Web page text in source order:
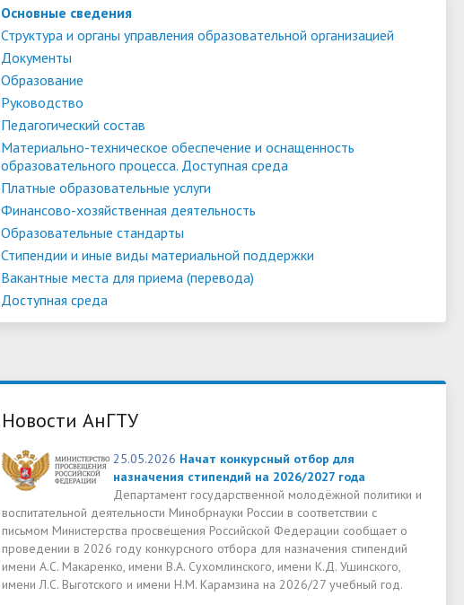
Основные сведения
Структура и органы управления образовательной организацией
Документы
Образование
Руководство
Педагогический состав
Материально-техническое обеспечение и оснащенность
образовательного процесса. Доступная среда
Платные образовательные услуги
Финансово-хозяйственная деятельность
Образовательные стандарты
Стипендии и иные виды материальной поддержки
Вакантные места для приема (перевода)
Доступная среда
Новости АнГТУ
25.05.2026 Начат конкурсный отбор для
назначения стипендий на 2026/2027 года
Департамент государственной молодёжной политики и
воспитательной деятельности Минобрнауки России в соответствии с
письмом Министерства просвещения Российской Федерации сообщает о
проведении в 2026 году конкурсного отбора для назначения стипендий
имени А.С. Макаренко, имени В.А. Сухомлинского, имени К.Д. Ушинского,
имени Л.С. Выготского и имени Н.М. Карамзина на 2026/27 учебный год.